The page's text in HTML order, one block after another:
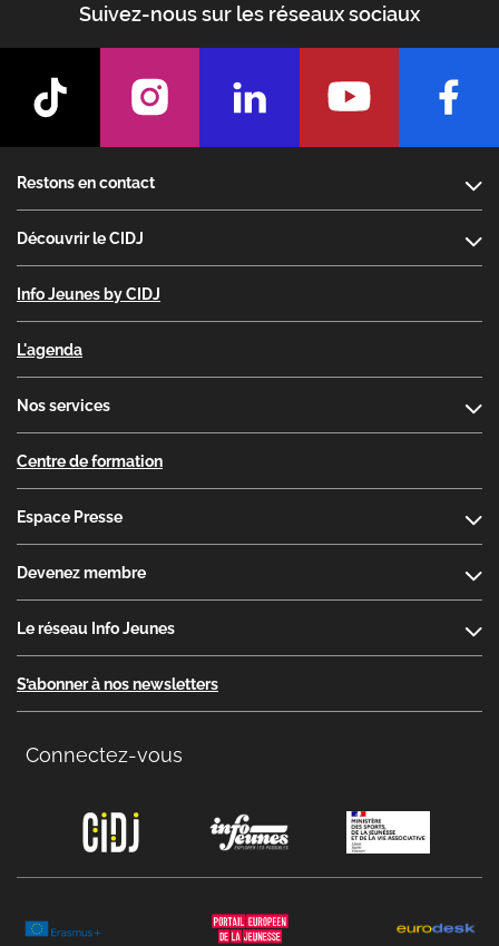
Suivez-nous sur les réseaux sociaux
Restons en contact
Découvrir le CIDJ
Info Jeunes by CIDJ
L'agenda
Nos services
Centre de formation
Espace Presse
Devenez membre
Le réseau Info Jeunes
S’abonner à nos newsletters
Connectez-vous